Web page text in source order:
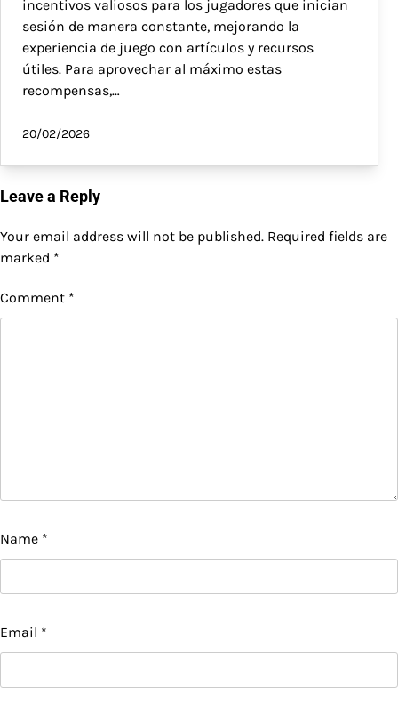
incentivos valiosos para los jugadores que inician
sesión de manera constante, mejorando la
experiencia de juego con artículos y recursos
útiles. Para aprovechar al máximo estas
recompensas,…
20/02/2026
Leave a Reply
Your email address will not be published. Required fields are
marked *
Comment *
Name *
Email *